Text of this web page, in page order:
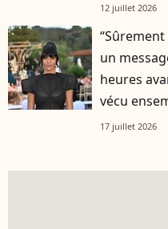
12 juillet 2026
“Sûrement
un
heures
vécu
17 juillet 2026